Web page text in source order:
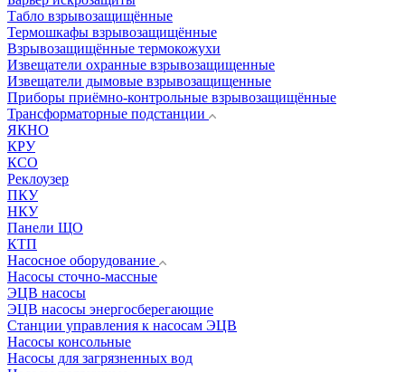
Табло взрывозащищённые
Термошкафы взрывозащищённые
Взрывозащищённые термокожухи
Извещатели охранные взрывозащищенные
Извещатели дымовые взрывозащищенные
Приборы приёмно-контрольные взрывозащищённые
Трансформаторные подстанции
ЯКНО
КРУ
КСО
Реклоузер
ПКУ
НКУ
Панели ЩО
КТП
Насосное оборудование
Насосы сточно-массные
ЭЦВ насосы
ЭЦВ насосы энергосберегающие
Станции управления к насосам ЭЦВ
Насосы консольные
Насосы для загрязненных вод